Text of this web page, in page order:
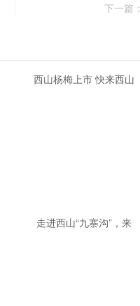
下一篇：
西山杨梅上市 快来西山
走进西山“九寨沟”，来